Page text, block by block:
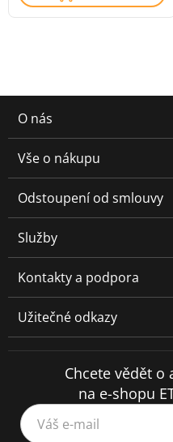
O nás
Vše o nákupu
Odstoupení od smlouvy
Služby
Kontakty a podpora
Užitečné odkazy
Chcete vědět o
na e-shopu
Váš e-mail